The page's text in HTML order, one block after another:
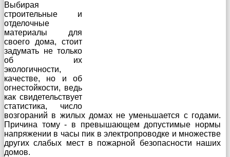
Выбирая
строительные и
отделочные
материалы для
своего дома, стоит
задумать не только
об их
экологичности,
качестве, но и об
огнестойкости, ведь
как свидетельствует
статистика, число
возгораний в жилых домах не уменьшается с годами.
Причина тому - в превышающем допустимые нормы
напряжении в часы пик в электропроводке и множестве
других слабых мест в пожарной безопасности наших
домов.